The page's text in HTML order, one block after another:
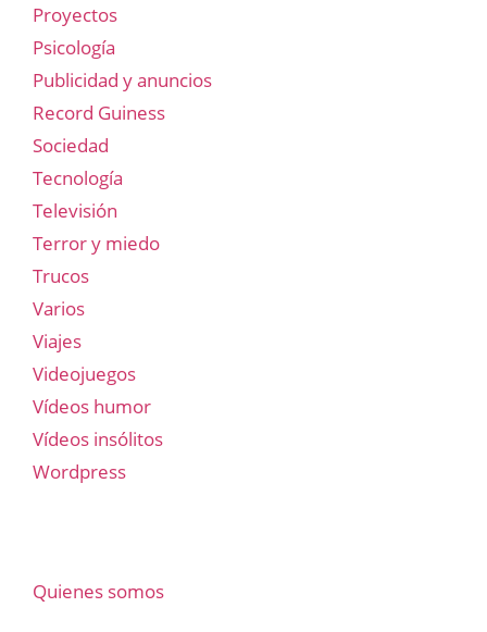
Proyectos
Psicología
Publicidad y anuncios
Record Guiness
Sociedad
Tecnología
Televisión
Terror y miedo
Trucos
Varios
Viajes
Videojuegos
Vídeos humor
Vídeos insólitos
Wordpress
Quienes somos